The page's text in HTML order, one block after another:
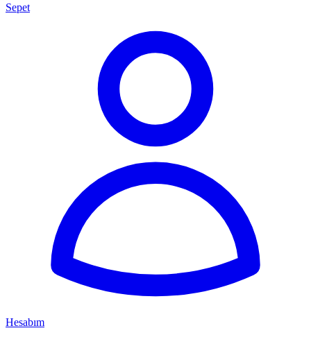
Sepet
Hesabım